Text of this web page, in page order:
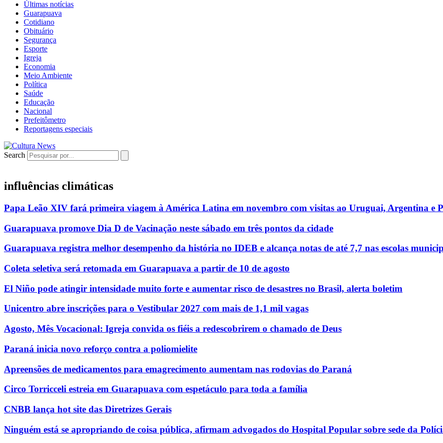
Últimas notícias
Guarapuava
Cotidiano
Obituário
Segurança
Esporte
Igreja
Economia
Meio Ambiente
Política
Saúde
Educação
Nacional
Prefeitômetro
Reportagens especiais
Search
influências climáticas
Papa Leão XIV fará primeira viagem à América Latina em novembro com visitas ao Uruguai, Argentina e
Guarapuava promove Dia D de Vacinação neste sábado em três pontos da cidade
Guarapuava registra melhor desempenho da história no IDEB e alcança notas de até 7,7 nas escolas
Coleta seletiva será retomada em Guarapuava a partir de 10 de agosto
El Niño pode atingir intensidade muito forte e aumentar risco de desastres no Brasil, alerta boletim
Unicentro abre inscrições para o Vestibular 2027 com mais de 1,1 mil vagas
Agosto, Mês Vocacional: Igreja convida os fiéis a redescobrirem o chamado de Deus
Paraná inicia novo reforço contra a poliomielite
Apreensões de medicamentos para emagrecimento aumentam nas rodovias do Paraná
Circo Torricceli estreia em Guarapuava com espetáculo para toda a família
CNBB lança hot site das Diretrizes Gerais
Ninguém está se apropriando de coisa pública, afirmam advogados do Hospital Popular sobre sede da